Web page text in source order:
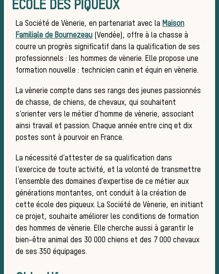
Les
Les
ÉCOLE DES PIQUEUX
La Société de Vènerie, en partenariat avec la Maison
Familiale de Bournezeau (Vendée), offre à la chasse à
courre un progrès significatif dans la qualification de ses
professionnels : les hommes de vènerie. Elle propose une
formation nouvelle : technicien canin et équin en vènerie.
La vènerie compte dans ses rangs des jeunes passionnés
de chasse, de chiens, de chevaux, qui souhaitent
s’orienter vers le métier d’homme de vènerie, associant
ainsi travail et passion. Chaque année entre cinq et dix
postes sont à pourvoir en France.
La nécessité d’attester de sa qualification dans
l’exercice de toute activité, et la volonté de transmettre
l’ensemble des domaines d’expertise de ce métier aux
générations montantes, ont conduit à la création de
cette école des piqueux. La Société de Vènerie, en initiant
ce projet, souhaite améliorer les conditions de formation
des hommes de vènerie. Elle cherche aussi à garantir le
bien-être animal des 30 000 chiens et des 7 000 chevaux
de ses 350 équipages.